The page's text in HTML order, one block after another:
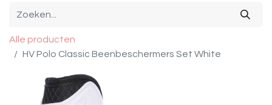
Alle producten
HV Polo Classic Beenbeschermers Set White